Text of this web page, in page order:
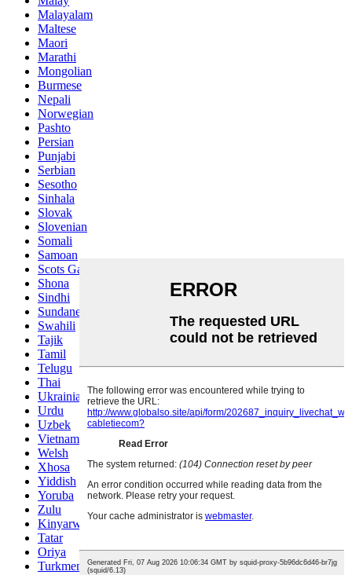
Malayalam
Maltese
Maori
Marathi
Mongolian
Burmese
Nepali
Norwegian
Pashto
Persian
Punjabi
Serbian
Sesotho
Sinhala
Slovak
Slovenian
Somali
Samoan
Scots Gaelic
Shona
Sindhi
Sundanese
Swahili
Tajik
Tamil
Telugu
Thai
Ukrainian
Urdu
Uzbek
Vietnamese
Welsh
Xhosa
Yiddish
Yoruba
Zulu
Kinyarwanda
Tatar
Oriya
Turkmen